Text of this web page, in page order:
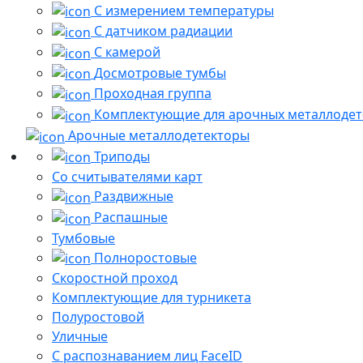
С измерением температуры
С датчиком радиации
С камерой
Досмотровые тумбы
Проходная группа
Комплектующие для арочных
Арочные металлодетекторы
Триподы
Со считывателями карт
Раздвижные
Распашные
Тумбовые
Полноростовые
Скоростной проход
Комплектующие для турникета
Полуростовой
Уличные
С распознаванием лиц FaceID